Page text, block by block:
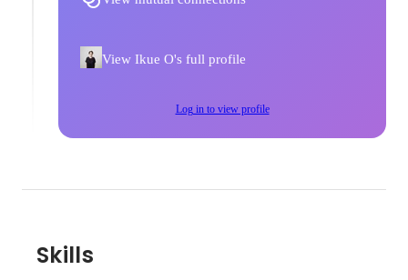
View Ikue O's full profile
Log in to view profile
Skills